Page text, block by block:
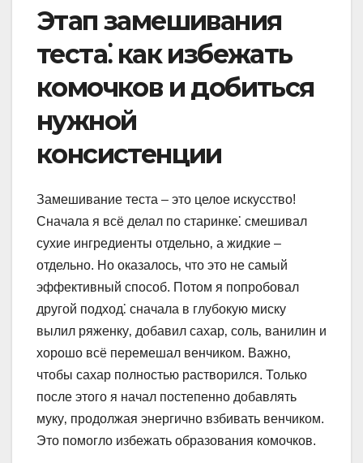
Этап замешивания
теста⁚ как избежать
комочков и добиться
нужной
консистенции
Замешивание теста – это целое искусство!
Сначала я всё делал по старинке⁚ смешивал
сухие ингредиенты отдельно‚ а жидкие –
отдельно. Но оказалось‚ что это не самый
эффективный способ. Потом я попробовал
другой подход⁚ сначала в глубокую миску
вылил ряженку‚ добавил сахар‚ соль‚ ванилин и
хорошо всё перемешал венчиком. Важно‚
чтобы сахар полностью растворился. Только
после этого я начал постепенно добавлять
муку‚ продолжая энергично взбивать венчиком.
Это помогло избежать образования комочков.